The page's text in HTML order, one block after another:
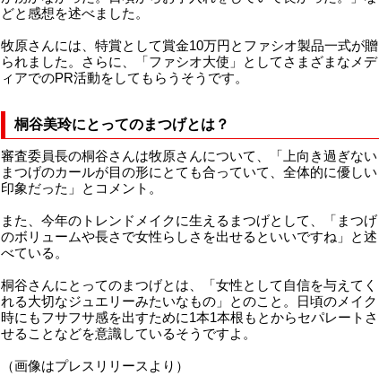
どと感想を述べました。
牧原さんには、特賞として賞金10万円とファシオ製品一式が贈
られました。さらに、「ファシオ大使」としてさまざまなメデ
ィアでのPR活動をしてもらうそうです。
桐谷美玲にとってのまつげとは？
審査委員長の桐谷さんは牧原さんについて、「上向き過ぎない
まつげのカールが目の形にとても合っていて、全体的に優しい
印象だった」とコメント。
また、今年のトレンドメイクに生えるまつげとして、「まつげ
のボリュームや長さで女性らしさを出せるといいですね」と述
べている。
桐谷さんにとってのまつげとは、「女性として自信を与えてく
れる大切なジュエリーみたいなもの」とのこと。日頃のメイク
時にもフサフサ感を出すために1本1本根もとからセパレートさ
せることなどを意識しているそうですよ。
（画像はプレスリリースより）